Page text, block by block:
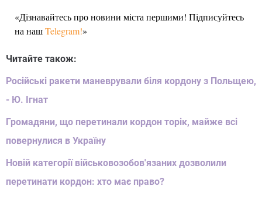
«Дізнавайтесь про новини міста першими! Підписуйтесь
на нашTelegram!»
Читайте також:
Російські ракети маневрували біля кордону з Польщею,
- Ю. Ігнат
Громадяни, що перетинали кордон торік, майже всі
повернулися в Україну
Новій категорії військовозобов'язаних дозволили
перетинати кордон: хто має право?